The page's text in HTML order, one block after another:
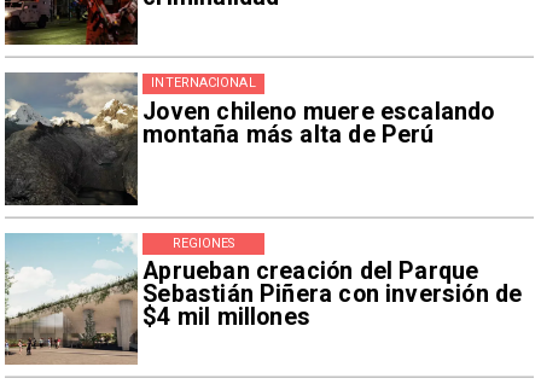
Joven chileno muere escalando
montaña más alta de Perú
INTERNACIONAL
Aprueban creación del Parque
Sebastián Piñera con inversión de
$4 mil millones
REGIONES